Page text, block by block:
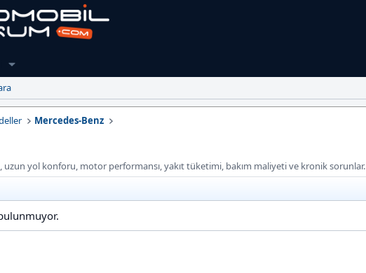
Mercedes-Benz
uzun yol konforu, motor performansı, yakıt tüketimi, bakım maliyeti ve kronik sorunlar.